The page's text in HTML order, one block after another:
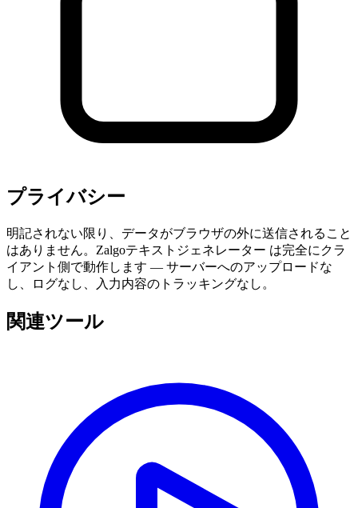
プライバシー
明記されない限り、データがブラウザの外に送信されること
はありません。Zalgoテキストジェネレーター は完全にクラ
イアント側で動作します — サーバーへのアップロードな
し、ログなし、入力内容のトラッキングなし。
関連ツール